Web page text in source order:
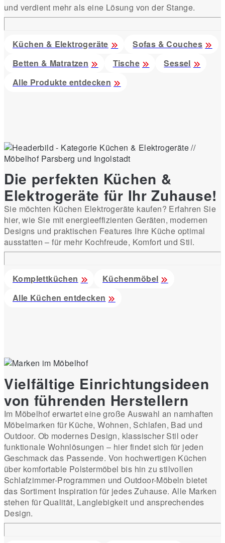
und verdient mehr als eine Lösung von der Stange.
Küchen & Elektrogeräte
Sofas & Couches
Betten & Matratzen
Tische
Sessel
Alle Produkte entdecken
Die perfekten Küchen &
Elektrogeräte für Ihr Zuhause!
Sie möchten Küchen Elektrogeräte kaufen? Erfahren Sie
hier, wie Sie mit energieeffizienten Geräten, modernen
Designs und praktischen Features Ihre Küche optimal
ausstatten – für mehr Kochfreude, Komfort und Stil.
Komplettküchen
Küchenmöbel
Alle Küchen entdecken
Vielfältige Einrichtungsideen
von führenden Herstellern
Im Möbelhof erwartet eine große Auswahl an namhaften
Möbelmarken für Küche, Wohnen, Schlafen, Bad und
Outdoor. Ob modernes Design, klassischer Stil oder
funktionale Wohnlösungen – hier findet sich für jeden
Geschmack das Passende. Von hochwertigen Küchen
über komfortable Polstermöbel bis hin zu stilvollen
Schlafzimmer-Programmen und Outdoor-Möbeln bietet
das Sortiment Inspiration für jedes Zuhause. Alle Marken
stehen für Qualität, Langlebigkeit und ansprechendes
Design.